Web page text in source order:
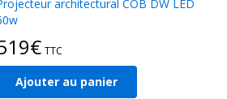
architectural COB DW LED
TTC
Ajouter au panier